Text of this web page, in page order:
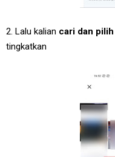
2. Lalu kalian cari dan
tingkatkan